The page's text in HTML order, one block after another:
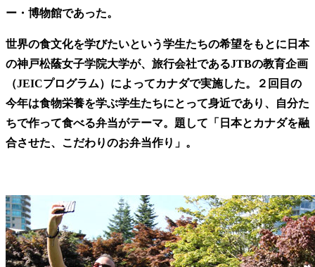
ー・博物館であった。
世界の食文化を学びたいという学生たちの希望をもとに日本
の神戸松蔭女子学院大学が、旅行会社であるJTBの教育企画
（JEICプログラム）によってカナダで実施した。２回目の
今年は食物栄養を学ぶ学生たちにとって身近であり、自分た
ちで作って食べる弁当がテーマ。題して「日本とカナダを融
合させた、こだわりのお弁当作り」。